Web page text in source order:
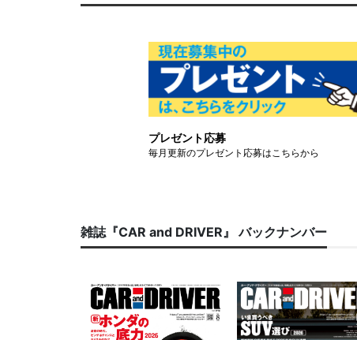
プレゼント応募
毎月更新のプレゼント応募はこちらから
雑誌『CAR and DRIVER』 バックナンバー